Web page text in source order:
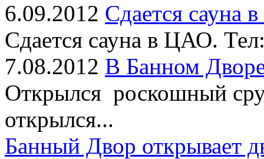
6.09.2012 Сдается сауна
Сдается сауна в ЦАО.
7.08.2012 В Банном
Открылся роскошный
открылся...
Банный Двор открывает